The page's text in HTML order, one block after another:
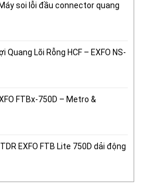
soi lỗi đầu connector quang
Quang Lõi Rỗng HCF – EXFO NS-
FTBx-750D – Metro &
EXFO FTB Lite 750D dải động